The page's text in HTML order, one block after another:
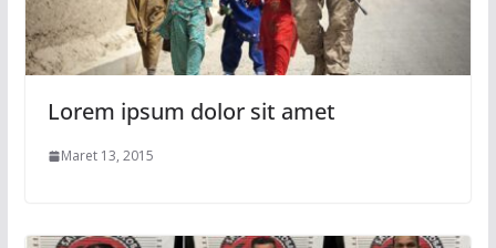
Lorem ipsum dolor sit amet
Maret 13, 2015